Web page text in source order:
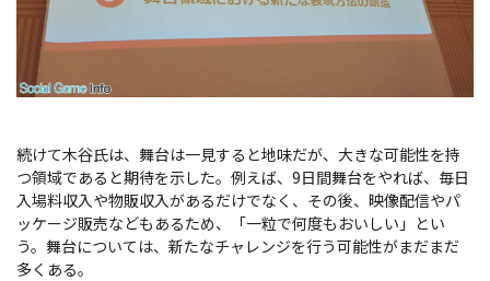
続けて木谷氏は、舞台は一見すると地味だが、大きな可能性を持
つ領域であると期待を示した。例えば、9日間舞台をやれば、毎日
入場料収入や物販収入があるだけでなく、その後、映像配信やパ
ッケージ販売などもあるため、「一粒で何度もおいしい」とい
う。舞台については、新たなチャレンジを行う可能性がまだまだ
多くある。